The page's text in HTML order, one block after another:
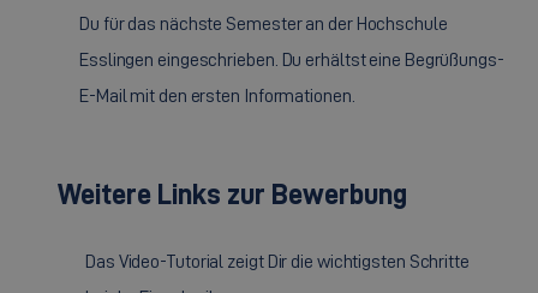
Du für das nächste Semester an der Hochschule
Esslingen eingeschrieben. Du erhältst eine Begrüßungs-
E-Mail mit den ersten Informationen.
Weitere Links zur Bewerbung
Das Video-Tutorial zeigt Dir die wichtigsten Schritte